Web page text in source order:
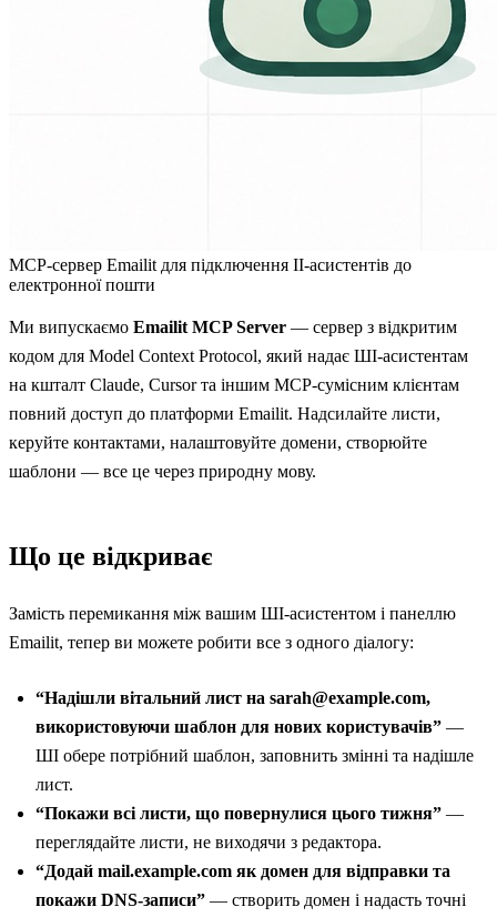
MCP-сервер Emailit для підключення ІІ-асистентів до
електронної пошти
Ми випускаємо Emailit MCP Server — сервер з відкритим
кодом для Model Context Protocol, який надає ШІ-асистентам
на кшталт Claude, Cursor та іншим MCP-сумісним клієнтам
повний доступ до платформи Emailit. Надсилайте листи,
керуйте контактами, налаштовуйте домени, створюйте
шаблони — все це через природну мову.
Що це відкриває
Замість перемикання між вашим ШІ-асистентом і панеллю
Emailit, тепер ви можете робити все з одного діалогу:
“Надішли вітальний лист на sarah@example.com,
використовуючи шаблон для нових користувачів” —
ШІ обере потрібний шаблон, заповнить змінні та надішле
лист.
“Покажи всі листи, що повернулися цього тижня” —
переглядайте листи, не виходячи з редактора.
“Додай mail.example.com як домен для відправки та
покажи DNS-записи” — створить домен і надасть точні